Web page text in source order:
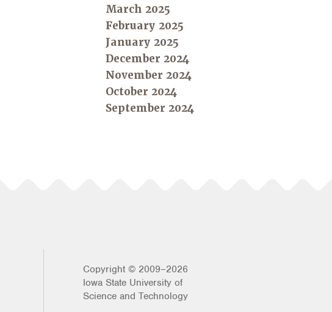
March 2025
February 2025
January 2025
December 2024
November 2024
October 2024
September 2024
Copyright © 2009–2026
Iowa State University of
Science and Technology